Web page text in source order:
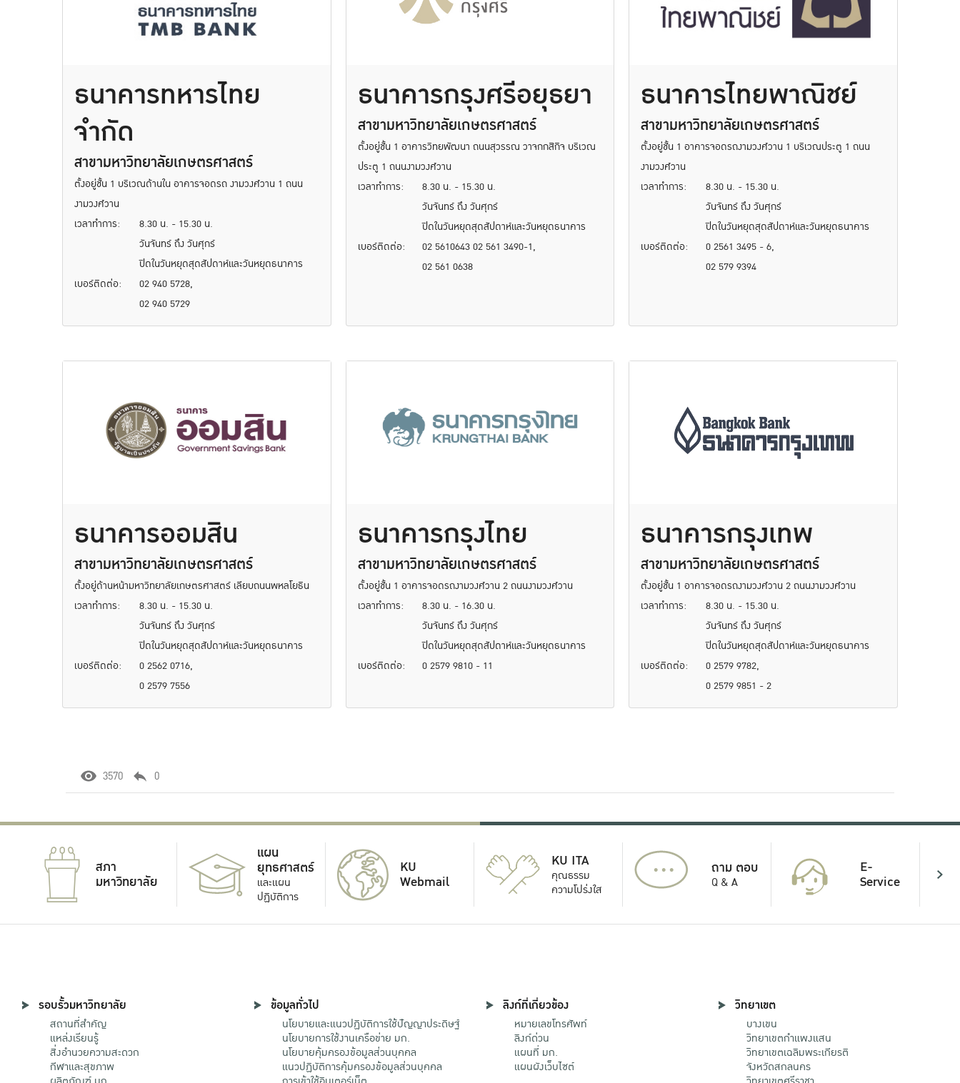
ธนาคารทหารไทย
จำกัด
สาขามหาวิทยาลัยเกษตรศาสตร์
ตั้งอยู่ชั้น 1 บริเวณด้านใน อาคารจอดรถ งามวงศ์วาน 1 ถนน
งามวงศ์วาน
เวลาทำการ:
8.30 น. - 15.30 น.
วันจันทร์ ถึง วันศุกร์
ปิดในวันหยุดสุดสัปดาห์และวันหยุดธนาคาร
เบอร์ติดต่อ:
02 940 5728,
02 940 5729
ธนาคารกรุงศรีอยุธยา
สาขามหาวิทยาลัยเกษตรศาสตร์
ตั้งอยู่ชั้น 1 อาคารวิทยพัฒนา ถนนสุวรรณ วาจกกสิกิจ บริเวณ
ประตู 1 ถนนงามวงศ์วาน
เวลาทำการ:
8.30 น. - 15.30 น.
วันจันทร์ ถึง วันศุกร์
ปิดในวันหยุดสุดสัปดาห์และวันหยุดธนาคาร
เบอร์ติดต่อ:
02 5610643 02 561 3490-1,
02 561 0638
ธนาคารไทยพาณิชย์
สาขามหาวิทยาลัยเกษตรศาสตร์
ตั้งอยู่ชั้น 1 อาคารจอดรถงามวงศ์วาน 1 บริเวณประตู 1 ถนน
งามวงศ์วาน
เวลาทำการ:
8.30 น. - 15.30 น.
วันจันทร์ ถึง วันศุกร์
ปิดในวันหยุดสุดสัปดาห์และวันหยุดธนาคาร
เบอร์ติดต่อ:
0 2561 3495 - 6,
02 579 9394
ธนาคารออมสิน
สาขามหาวิทยาลัยเกษตรศาสตร์
ตั้งอยู่ด้านหน้ามหาวิทยาลัยเกษตรศาสตร์ เลียบถนนพหลโยธิน
เวลาทำการ:
8.30 น. - 15.30 น.
วันจันทร์ ถึง วันศุกร์
ปิดในวันหยุดสุดสัปดาห์และวันหยุดธนาคาร
เบอร์ติดต่อ:
0 2562 0716,
0 2579 7556
ธนาคารกรุงไทย
สาขามหาวิทยาลัยเกษตรศาสตร์
ตั้งอยู่ชั้น 1 อาคารจอดรถงามวงศ์วาน 2 ถนนงามวงศ์วาน
เวลาทำการ:
8.30 น. - 16.30 น.
วันจันทร์ ถึง วันศุกร์
ปิดในวันหยุดสุดสัปดาห์และวันหยุดธนาคาร
เบอร์ติดต่อ:
0 2579 9810 - 11
ธนาคารกรุงเทพ
สาขามหาวิทยาลัยเกษตรศาสตร์
ตั้งอยู่ชั้น 1 อาคารจอดรถงามวงศ์วาน 2 ถนนงามวงศ์วาน
เวลาทำการ:
8.30 น. - 15.30 น.
วันจันทร์ ถึง วันศุกร์
ปิดในวันหยุดสุดสัปดาห์และวันหยุดธนาคาร
เบอร์ติดต่อ:
0 2579 9782,
0 2579 9851 - 2
3570 0
สภา
มหาวิทยาลัย
แผน
ยุทธศาสตร์
และแผน
ปฏิบัติการ
KU
Webmail
KU ITA
คุณธรรม
ความโปร่งใส
... ถาม ตอบ
Q & A
E-
Service
รอบรั้วมหาวิทยาลัย
สถานที่สำคัญ
แหล่งเรียนรู้
สิ่งอำนวยความสะดวก
กีฬาและสุขภาพ
ข้อมูลทั่วไป
นโยบายและแนวปฏิบัติการใช้ปัญญาประดิษฐ์
นโยบายการใช้งานเครือข่าย มก.
นโยบายคุ้มครองข้อมูลส่วนบุคคล
แนวปฏิบัติการคุ้มครองข้อมูลส่วนบุคคล
ลิงก์ที่เกี่ยวข้อง
หมายเลขโทรศัพท์
ลิงก์ด่วน
แผนที่ มก.
แผนผังเว็บไซต์
วิทยาเขต
บางเขน
วิทยาเขตกําแพงแสน
วิทยาเขตเฉลิมพระเกียรติ
จังหวัดสกลนคร